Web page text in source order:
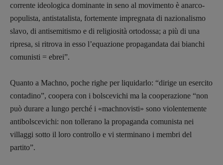
corrente ideologica dominante in seno al movimento è anarco-
populista, antistatalista, fortemente impregnata di nazionalismo
slavo, di antisemitismo e di religiosità ortodossa; a più di una
ripresa, si ritrova in esso l’equazione propagandata dai bianchi
comunisti = ebrei”.
Quanto a Machno, poche righe per liquidarlo: “dirige un esercito
contadino”, coopera con i bolscevichi ma la cooperazione “non
può durare a lungo perché i «machnovisti» sono violentemente
antibolscevichi: non tollerano la propaganda comunista nei
villaggi sotto il loro controllo e vi sterminano i membri del
partito”.